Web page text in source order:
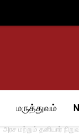
மருத்துவம்
அரச மற்றும் தனியார்